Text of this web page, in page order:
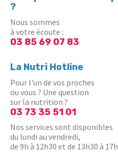
?
Nous sommes
à votre écoute :
03 85 69 07 83
La Nutri Hotline
Pour l'un de vos proches
ou vous ? Une question
sur la nutrition ?
03 73 35 51 01
Nos services sont disponibles
du lundi au vendredi,
de 9h à 12h30 et de 13h30 à 17h